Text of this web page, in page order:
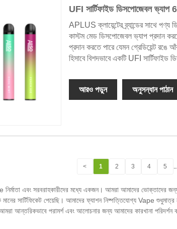
UFI সার্টিফাইড ডিসপোজেবল ভ্যাপ
APLUS ক্লায়েন্টের ব্র্যান্ডের সাথে পণ্য
কাস্টম মেড ডিসপোজেবল ভ্যাপ প্রদান করতে
প্রদান করতে পারে যেমন গ্রেডিয়েন্ট রঙে
হিসাবে বিশদভাবে একটি UFI
আরও পড়ুন অনুসন্ধান পাঠান
< 1 2 3 4 5
এবং সরবরাহকারীদের মধ্যে একজন। আমরা আমাদের ভোক্তাদের জন্য
সার্টিফিকেট পেয়েছি। আমাদের ফ্যাশন নিষ্পত্তিযোগ্য Vape
পরামর্শ এবং আলোচনার জন্য আমাদের কারখানা পরিদর্শন